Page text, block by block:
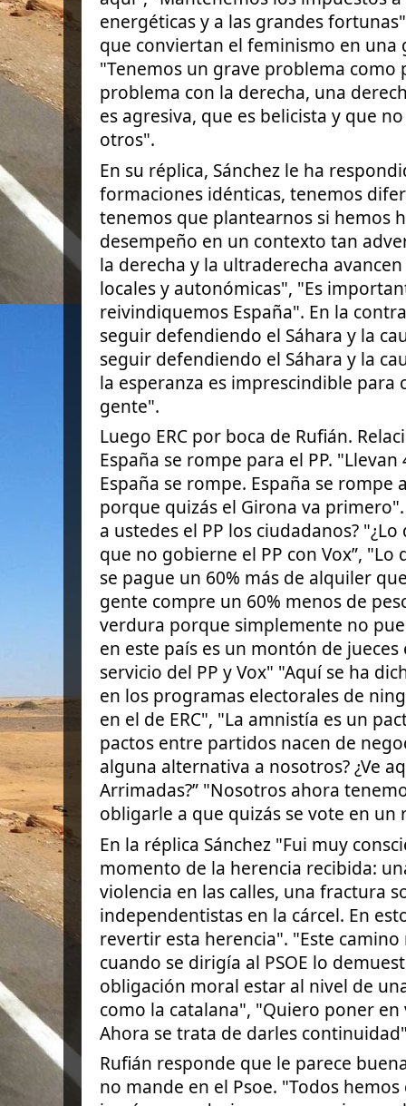
energéticas y a las grandes
que conviertan el feminismo en una
"Tenemos un grave problema como
problema con la derecha, una
es agresiva, que es belicista y que
otros".
En su réplica, Sánchez le ha
formaciones idénticas, tenemos
tenemos que plantearnos si hemos
desempeño en un contexto tan
la derecha y la ultraderecha
locales y autonómicas", "Es
reivindiquemos España". En la
seguir defendiendo el Sáhara y la
seguir defendiendo el Sáhara y la
la esperanza es imprescindible para
gente".
Luego ERC por boca de Rufián.
España se rompe para el PP.
España se rompe. España se
porque quizás el Girona va
a ustedes el PP los ciudadanos?
que no gobierne el PP con Vox”, "Lo
se pague un 60% más de alquiler
gente compre un 60% menos de
verdura porque simplemente no
en este país es un montón de
servicio del PP y Vox" "Aquí se ha
en los programas electorales de
en el de ERC", "La amnistía es un
pactos entre partidos nacen de
alguna alternativa a nosotros? ¿Ve
Arrimadas?” "Nosotros ahora
obligarle a que quizás se vote en
En la réplica Sánchez "Fui muy
momento de la herencia recibida:
violencia en las calles, una fractura
independentistas en la cárcel. En
revertir esta herencia". "Este
cuando se dirigía al PSOE lo
obligación moral estar al nivel de
como la catalana", "Quiero poner
Ahora se trata de darles
Rufián responde que le parece
no mande en el Psoe. "Todos